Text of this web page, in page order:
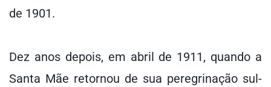
de 1901.
Dez anos depois, em abril de 1911, quando a
Santa Mãe retornou de sua peregrinação sul-